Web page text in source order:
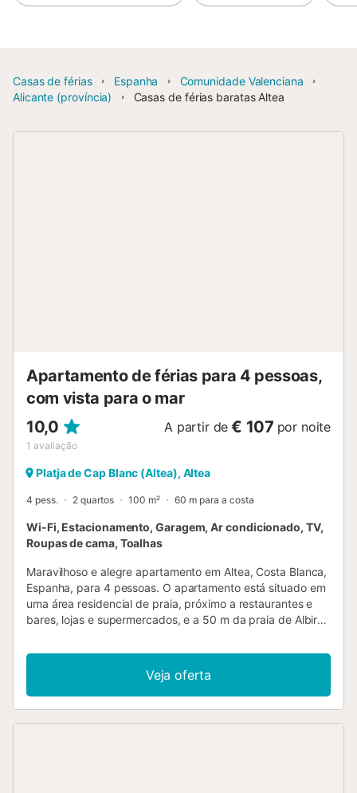
Casas de férias Espanha
Comunidade Valenciana
Alicante (província)
Casas de férias baratas Altea
Apartamento de férias para 4 pessoas,
com vista para o mar
10,0
1 avaliação
A partir de € 107 por noite
Platja de Cap Blanc (Altea), Altea
4 pess. 2 quartos 100 m² 60 m para a costa
Wi-Fi, Estacionamento, Garagem, Ar condicionado, TV,
Roupas de cama, Toalhas
Maravilhoso e alegre apartamento em Altea, Costa Blanca,
Espanha, para 4 pessoas. O apartamento está situado em
uma área residencial de praia, próximo a restaurantes e
bares, lojas e supermercados, e a 50 m da praia de Albir-
acomodação oferece privacidade, vistas maravilhosas da
baía e do mar, e belas vistas da praia. Seu conforto e a
proximidade da praia, locais para compras, atividades
esportivas, opções de entretenimento e locais para sair
Veja oferta